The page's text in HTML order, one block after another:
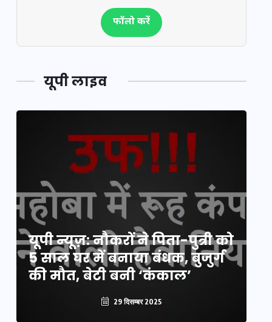
फॉलो करें
यूपी लाइव
यूपी न्यूज़: नौकरों ने पिता-पुत्री को
5 साल घर में बनाया बंधक, बुजुर्ग
की मौत, बेटी बनी ‘कंकाल’
29 दिसम्बर 2025